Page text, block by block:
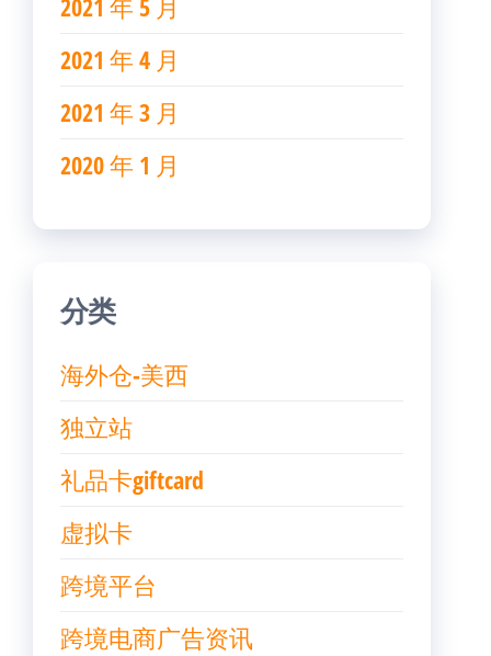
2021 年 5 月
2021 年 4 月
2021 年 3 月
2020 年 1 月
分类
海外仓-美西
独立站
礼品卡giftcard
虚拟卡
跨境平台
跨境电商广告资讯